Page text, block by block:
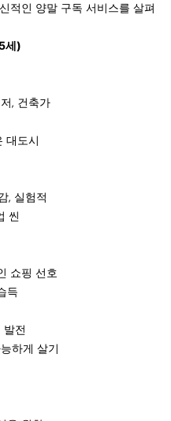
적인 양말 구독 서비스를 살펴
세)
, 건축가
대도시
, 실험적
씬
쇼핑 선호
득
발전
하게 살기